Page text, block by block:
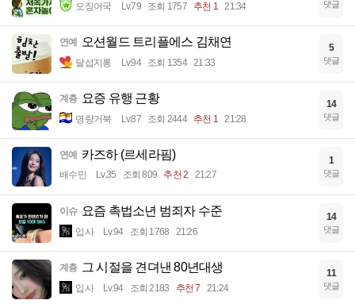
오징어국 Lv.79 조회 1757 추천 1 21:34 댓글
연예 오션월드 트리플에스 김채연
달섭지롱 Lv.94 조회 1354 21:33
5
댓글
계층 요증 유행 근황
명량거북 Lv.87 조회 2444 추천 1 21:28
14
댓글
연예 카즈하 (르세라핌)
배수민 Lv.35 조회 809 추천 2 21:27
1
댓글
이슈 요즘 촉법소년 범죄자 수준
입사 Lv.94 조회 1768 21:26
14
댓글
계층 그 시절을 견뎌낸 80년대생
입사 Lv.94 조회 2183 추천 7 21:24
11
댓글